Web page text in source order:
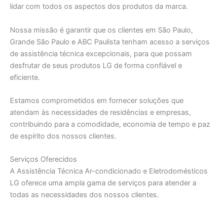
lidar com todos os aspectos dos produtos da marca.
Nossa missão é garantir que os clientes em São Paulo,
Grande São Paulo e ABC Paulista tenham acesso a serviços
de assistência técnica excepcionais, para que possam
desfrutar de seus produtos LG de forma confiável e
eficiente.
Estamos comprometidos em fornecer soluções que
atendam às necessidades de residências e empresas,
contribuindo para a comodidade, economia de tempo e paz
de espírito dos nossos clientes.
Serviços Oferecidos
A Assistência Técnica Ar-condicionado e Eletrodomésticos
LG oferece uma ampla gama de serviços para atender a
todas as necessidades dos nossos clientes.